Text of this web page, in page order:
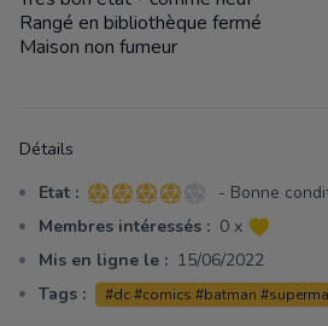
Rangé en bibliothèque fermé
Maison non fumeur
Détails
Etat : 4 sur 5 étoiles
- Bonne
Membres intéressés : 0 x
Mis en ligne le : 15/06/2022
Tags :
#dc #comics #batman